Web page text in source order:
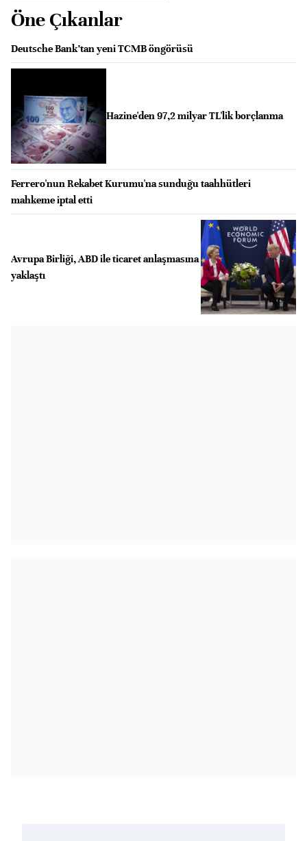
Öne Çıkanlar
Deutsche Bank’tan yeni TCMB öngörüsü
Hazine'den 97,2 milyar TL'lik borçlanma
Ferrero'nun Rekabet Kurumu'na sunduğu taahhütleri
mahkeme iptal etti
Avrupa Birliği, ABD ile ticaret anlaşmasına
yaklaştı